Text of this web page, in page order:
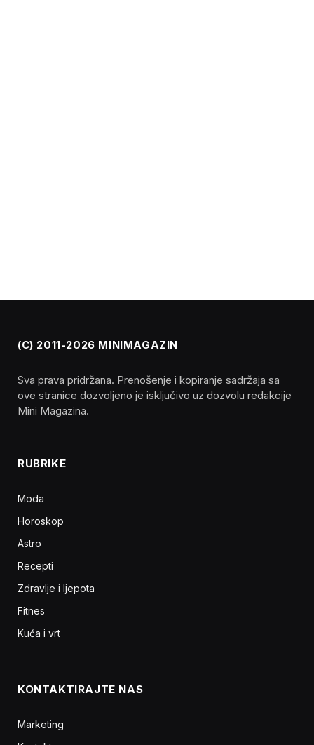
(C) 2011-2026 MINIMAGAZIN
Sva prava pridržana. Prenošenje i kopiranje sadržaja sa
ove stranice dozvoljeno je isključivo uz dozvolu redakcije
Mini Magazina.
RUBRIKE
Moda
Horoskop
Astro
Recepti
Zdravlje i ljepota
Fitnes
Kuća i vrt
KONTAKTIRAJTE NAS
Marketing